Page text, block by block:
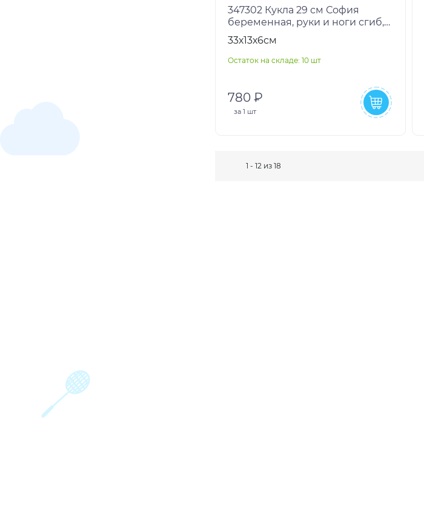
347302 Кукла 29 см София
беременная, руки и ноги сгиб,
маникюр, акс, кор КАРАПУЗ в
кор.24шт
33х13х6см
Остаток на складе: 10 шт
780 ₽
за 1 шт
1 - 12 из 18